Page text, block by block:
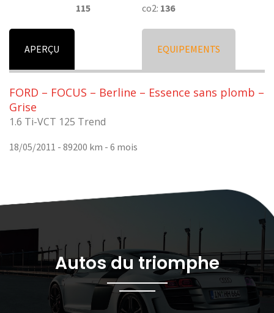
115
co2: 136
APERÇU EQUIPEMENTS
FORD – FOCUS – Berline – Essence sans plomb –
Grise
1.6 Ti-VCT 125 Trend
18/05/2011 - 89200 km - 6 mois
Autos du triomphe